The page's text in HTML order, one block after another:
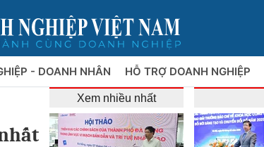
- DOANH NHÂN HỖ TRỢ DOANH NGHIỆP
Xem nhiều nhất